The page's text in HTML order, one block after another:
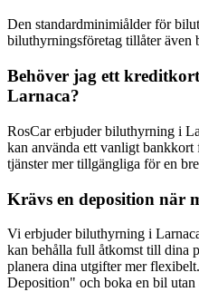
Den standardminimiålder för
biluthyrningsföretag tillåter även
Behöver jag ett
Larnaca?
RosCar erbjuder biluthyrning i
kan använda ett vanligt
tjänster mer tillgängliga för en
Krävs en deposition när
Vi erbjuder biluthyrning i
kan behålla full åtkomst till dina
planera dina utgifter mer
Deposition" och boka en bil